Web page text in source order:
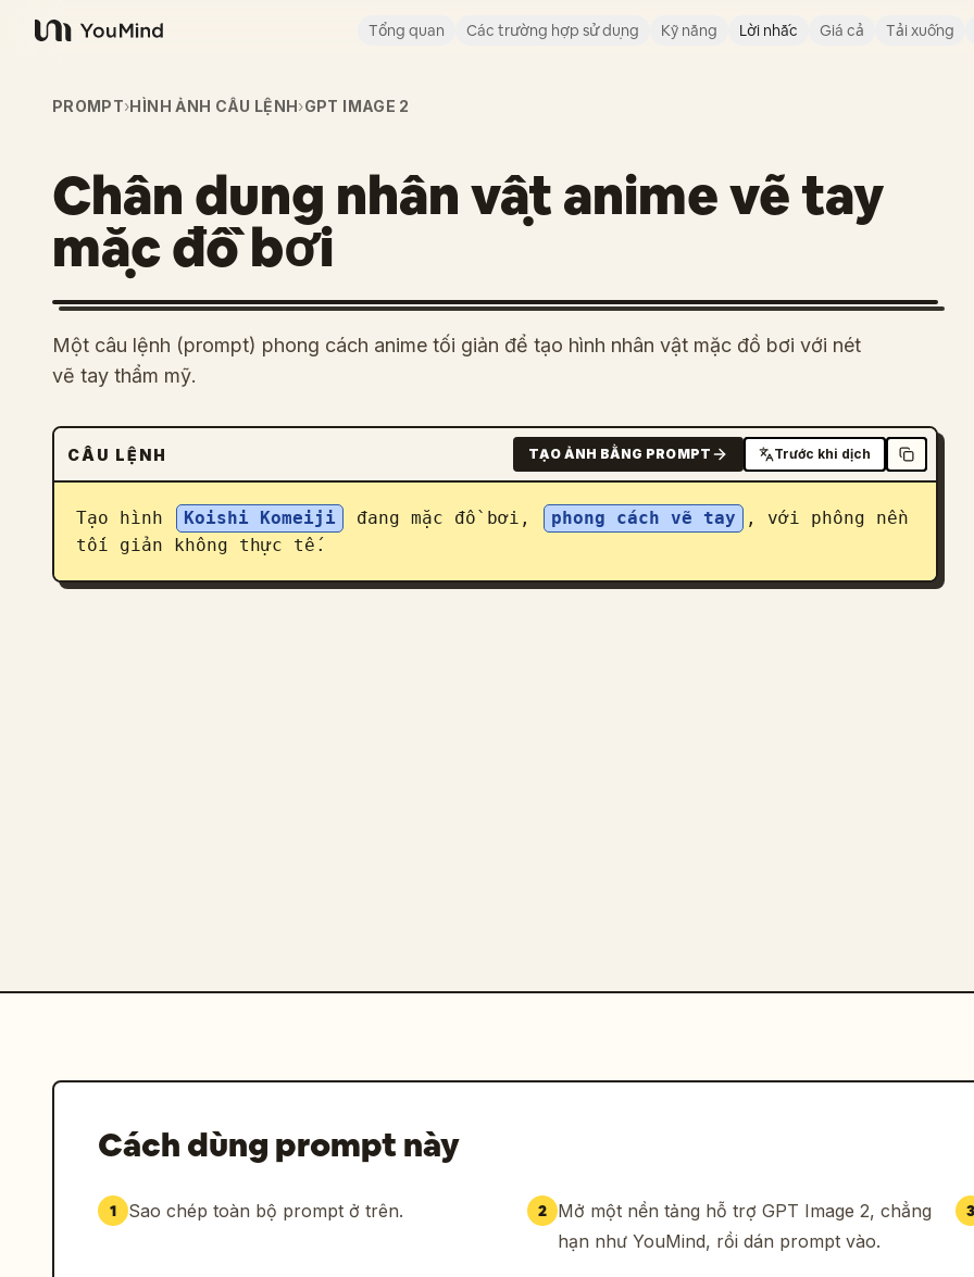
YouMind
Tổng quan Các trường hợp sử dụng Kỹ năng Lời nhắc Giá cả Tải xuống
PROMPT›HÌNH ẢNH CÂU LỆNH›GPT IMAGE 2
Chân dung nhân vật anime vẽ tay
mặc đồ bơi
Một câu lệnh (prompt) phong cách anime tối giản để tạo hình nhân vật mặc đồ bơi với nét
vẽ tay thẩm mỹ.
CÂU LỆNH TẠO ẢNH BẰNG PROMPT Trước khi dịch
Tạo hình Koishi Komeiji đang mặc đồ bơi, phong cách vẽ tay
, với phông nền
tối giản không thực tế.
Cách dùng prompt này
1 Sao chép toàn bộ prompt ở trên. 2 Mở một nền tảng hỗ trợ GPT Image 2, chẳng
hạn như YouMind, rồi dán prompt vào.
3